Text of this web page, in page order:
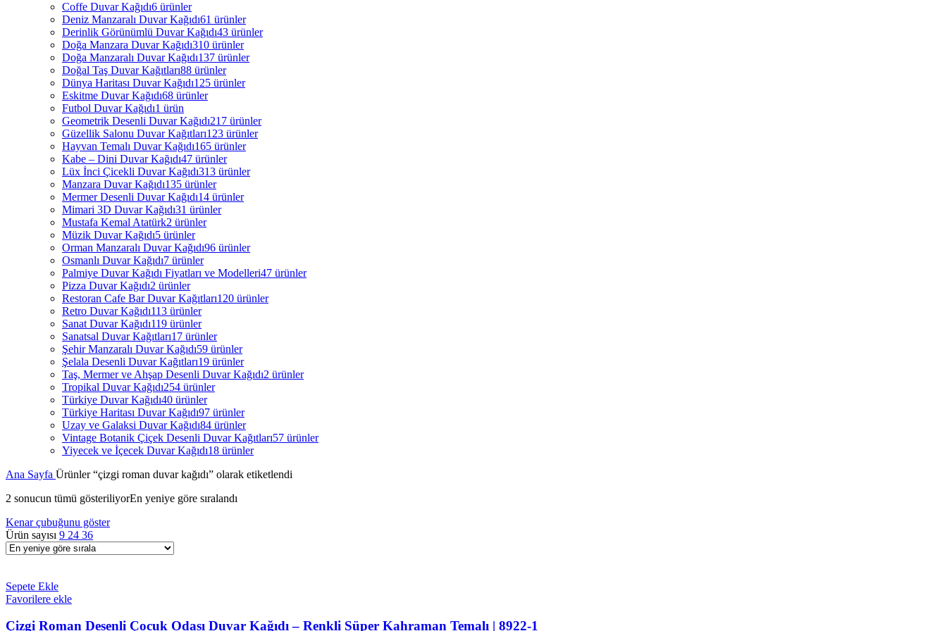
Coffe Duvar Kağıdı6 ürünler
Deniz Manzaralı Duvar Kağıdı61 ürünler
Derinlik Görünümlü Duvar Kağıdı43 ürünler
Doğa Manzara Duvar Kağıdı310 ürünler
Doğa Manzaralı Duvar Kağıdı137 ürünler
Doğal Taş Duvar Kağıtları88 ürünler
Dünya Haritası Duvar Kağıdı125 ürünler
Eskitme Duvar Kağıdı68 ürünler
Futbol Duvar Kağıdı1 ürün
Geometrik Desenli Duvar Kağıdı217 ürünler
Güzellik Salonu Duvar Kağıtları123 ürünler
Hayvan Temalı Duvar Kağıdı165 ürünler
Kabe – Dini Duvar Kağıdı47 ürünler
Lüx İnci Çicekli Duvar Kağıdı313 ürünler
Manzara Duvar Kağıdı135 ürünler
Mermer Desenli Duvar Kağıdı14 ürünler
Mimari 3D Duvar Kağıdı31 ürünler
Mustafa Kemal Atatürk2 ürünler
Müzik Duvar Kağıdı5 ürünler
Orman Manzaralı Duvar Kağıdı96 ürünler
Osmanlı Duvar Kağıdı7 ürünler
Palmiye Duvar Kağıdı Fiyatları ve Modelleri47 ürünler
Pizza Duvar Kağıdı2 ürünler
Restoran Cafe Bar Duvar Kağıtları120 ürünler
Retro Duvar Kağıdı113 ürünler
Sanat Duvar Kağıdı119 ürünler
Sanatsal Duvar Kağıtları17 ürünler
Şehir Manzaralı Duvar Kağıdı59 ürünler
Şelala Desenli Duvar Kağıtları19 ürünler
Taş, Mermer ve Ahşap Desenli Duvar Kağıdı2 ürünler
Tropikal Duvar Kağıdı254 ürünler
Türkiye Duvar Kağıdı40 ürünler
Türkiye Haritası Duvar Kağıdı97 ürünler
Uzay ve Galaksi Duvar Kağıdı84 ürünler
Vintage Botanik Çiçek Desenli Duvar Kağıtları57 ürünler
Yiyecek ve İçecek Duvar Kağıdı18 ürünler
Ana Sayfa Ürünler “çizgi roman duvar kağıdı” olarak etiketlendi
2 sonucun tümü gösteriliyorEn yeniye göre sıralandı
Kenar çubuğunu göster
Ürün sayısı 9 24 36
Sepete Ekle
Favorilere ekle
Çizgi Roman Desenli Çocuk Odası Duvar Kağıdı – Renkli Süper Kahraman Temalı | 8922-1